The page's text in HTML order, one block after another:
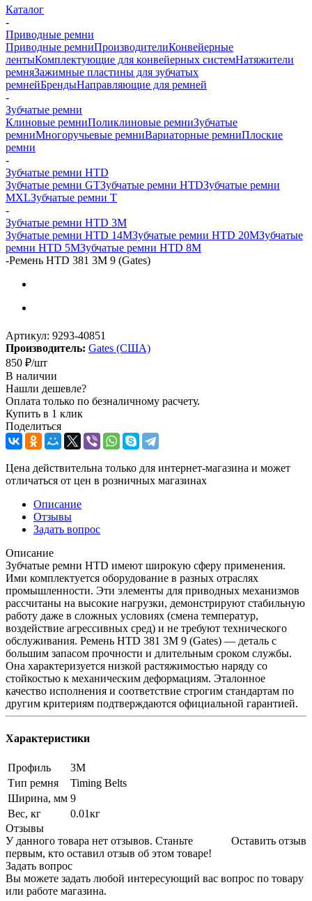
Каталог
-
Приводные ремни
Приводные ремниПроизводителиКонвейерные
лентыКомплектующие для конвейерных системНатяжители
ремняЗажимные пластины для зубчатых
ремнейБрендыНаправляющие для ремней
-
Зубчатые ремни
Клиновые ремниПоликлиновые ремниЗубчатые
ремниМногоручьевые ремниВариаторные ремниПлоские
ремни
-
Зубчатые ремни HTD
Зубчатые ремни GTЗубчатые ремни HTDЗубчатые ремни
MXLЗубчатые ремни Т
-
Зубчатые ремни HTD 3M
Зубчатые ремни HTD 14MЗубчатые ремни HTD 20MЗубчатые
ремни HTD 5MЗубчатые ремни HTD 8M
-Ремень HTD 381 3M 9 (Gates)
Артикул: 9293-40851
Производитель: Gates (США)
850 ₽/шт
В наличии
Нашли дешевле?
Оплата только по безналичному расчету.
Купить в 1 клик
Поделиться
Цена действительна только для интернет-магазина и может
отличаться от цен в розничных магазинах
Описание
Отзывы
Задать вопрос
Описание
Зубчатые ремни HTD имеют широкую сферу применения.
Ими комплектуется оборудование в разных отраслях
промышленности. Эти элементы для приводных механизмов
рассчитаны на высокие нагрузки, демонстрируют стабильную
работу даже в сложных условиях (смена температур,
воздействие агрессивных сред) и не требуют технического
обслуживания. Ремень HTD 381 3M 9 (Gates) — деталь с
большим запасом прочности и длительным сроком службы.
Она характеризуется низкой растяжимостью наряду со
стойкостью к механическим деформациям. Эталонное
качество исполнения и соответствие строгим стандартам по
другим критериям подтверждаются официальной гарантией.
Характеристики
Профиль
3M
Тип ремня
Timing Belts
Ширина, мм 9
Вес, кг
0.01кг
Отзывы
Оставить отзыв
У данного товара нет отзывов. Станьте
первым, кто оставил отзыв об этом товаре!
Задать вопрос
Вы можете задать любой интересующий вас вопрос по товару
или работе магазина.